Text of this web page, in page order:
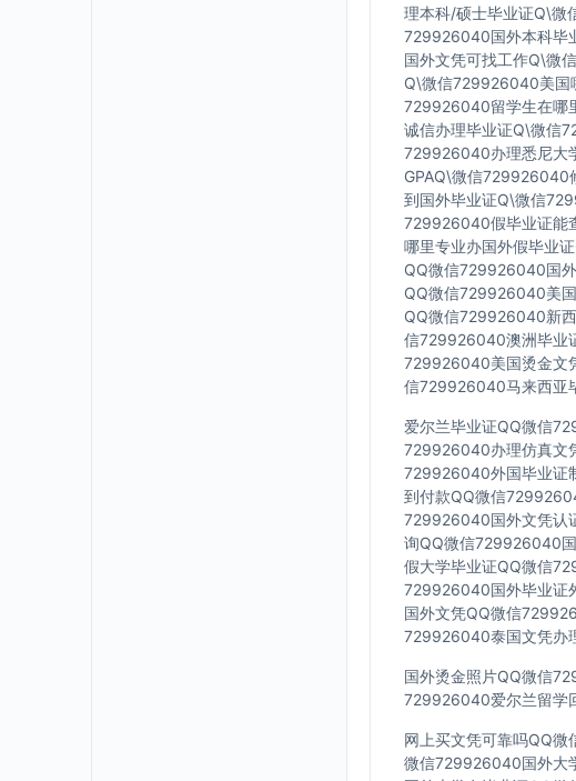
理本科/硕士毕业证Q\
729926040国外本科毕
国外文凭可找工作Q\微
Q\微信729926040美国
729926040留学生在哪
诚信办理毕业证Q\微信
729926040办理悉尼大
GPAQ\微信729926040
到国外毕业证Q\微信
729926040假毕业证能
哪里专业办国外假毕业
QQ微信729926040国
QQ微信729926040美
QQ微信729926040新
信729926040澳洲毕业
729926040美国烫金文
信729926040马来西亚
爱尔兰毕业证QQ微信
729926040办理仿真文
729926040外国毕业证
到付款QQ微信
729926040国外文凭认
询QQ微信729926040
假大学毕业证QQ微信
729926040国外毕业证
国外文凭QQ微信
729926040泰国文凭办
国外烫金照片QQ微信
729926040爱尔兰留学
网上买文凭可靠吗QQ
微信729926040国外大